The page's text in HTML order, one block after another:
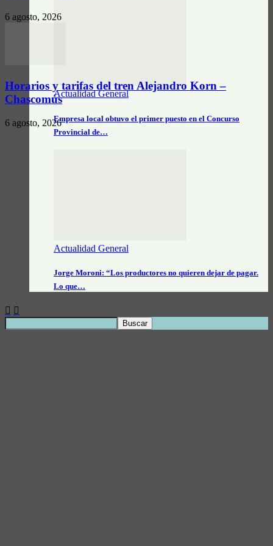
Actualidad General
Empresa local obtuvo el primer puesto en el Concurso
Provincial de…
Actualidad General
Jorge Moroni: “Los productores no quieren dejar de pagar.
Lo que…
6 agosto, 2026
Horarios y tarifas del tren Alejandro Korn –
Chascomús
6 agosto, 2026